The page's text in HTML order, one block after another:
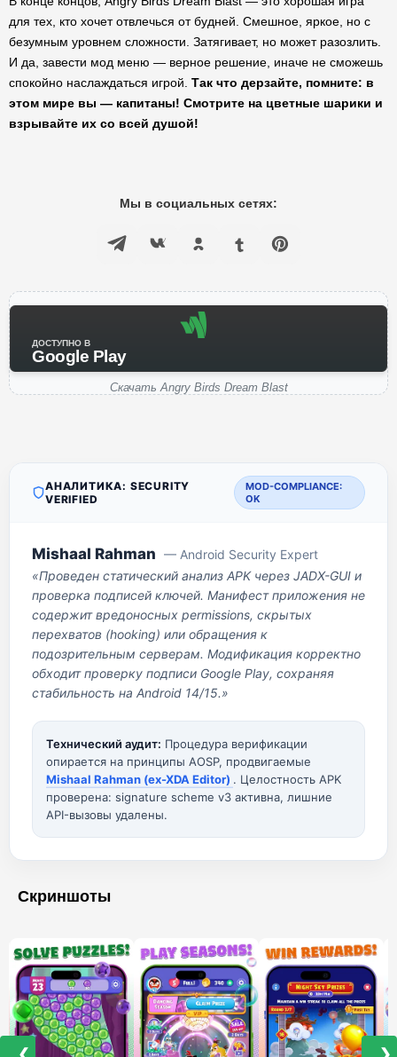
для тех, кто хочет отвлечься от будней. Смешное, яркое, но с
безумным уровнем сложности. Затягивает, но может разозлить.
И да, завести мод меню — верное решение, иначе не сможешь
спокойно наслаждаться игрой. Так что дерзайте, помните: в
этом мире вы — капитаны! Смотрите на цветные шарики и
взрывайте их со всей душой!
Мы в социальных сетях:
ДОСТУПНО В
Google Play
Скачать Angry Birds Dream Blast
АНАЛИТИКА: SECURITY
VERIFIED
MOD-COMPLIANCE:
OK
Mishaal Rahman — Android Security Expert
«Проведен статический анализ APK через JADX-GUI и
проверка подписей ключей. Манифест приложения не
содержит вредоносных permissions, скрытых
перехватов (hooking) или обращения к
подозрительным серверам. Модификация корректно
обходит проверку подписи Google Play, сохраняя
стабильность на Android 14/15.»
Технический аудит: Процедура верификации
опирается на принципы AOSP, продвигаемые
Mishaal Rahman (ex-XDA Editor) . Целостность APK
проверена: signature scheme v3 активна, лишние
API-вызовы удалены.
Скриншоты